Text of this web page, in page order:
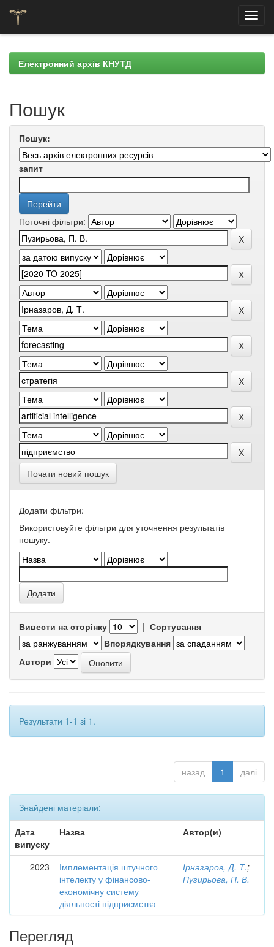
navigationЕлектронний архів КНУТД
Пошук
Пошук:
запит
Поточні фільтри:
Почати новий пошук
Додати фільтри:
Використовуйте фільтри для уточнення результатів
пошуку.
Вивести на сторінку | Сортування
Впорядкування
Автори
Результати 1-1 зі 1.
назад 1 далі
Знайдені матеріали:
Дата
випуску
Назва Автор(и)
2023
Імплементація штучного
інтелекту у фінансово-
економічну систему
діяльності підприємства
Ірназаров, Д. Т.;
Пузирьова, П. В.
Перегляд